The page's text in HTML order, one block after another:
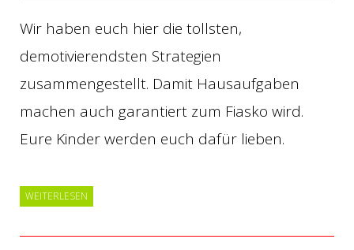
Wir haben euch hier die tollsten,
demotivierendsten Strategien
zusammengestellt. Damit Hausaufgaben
machen auch garantiert zum Fiasko wird.
Eure Kinder werden euch dafür lieben.
WEITERLESEN